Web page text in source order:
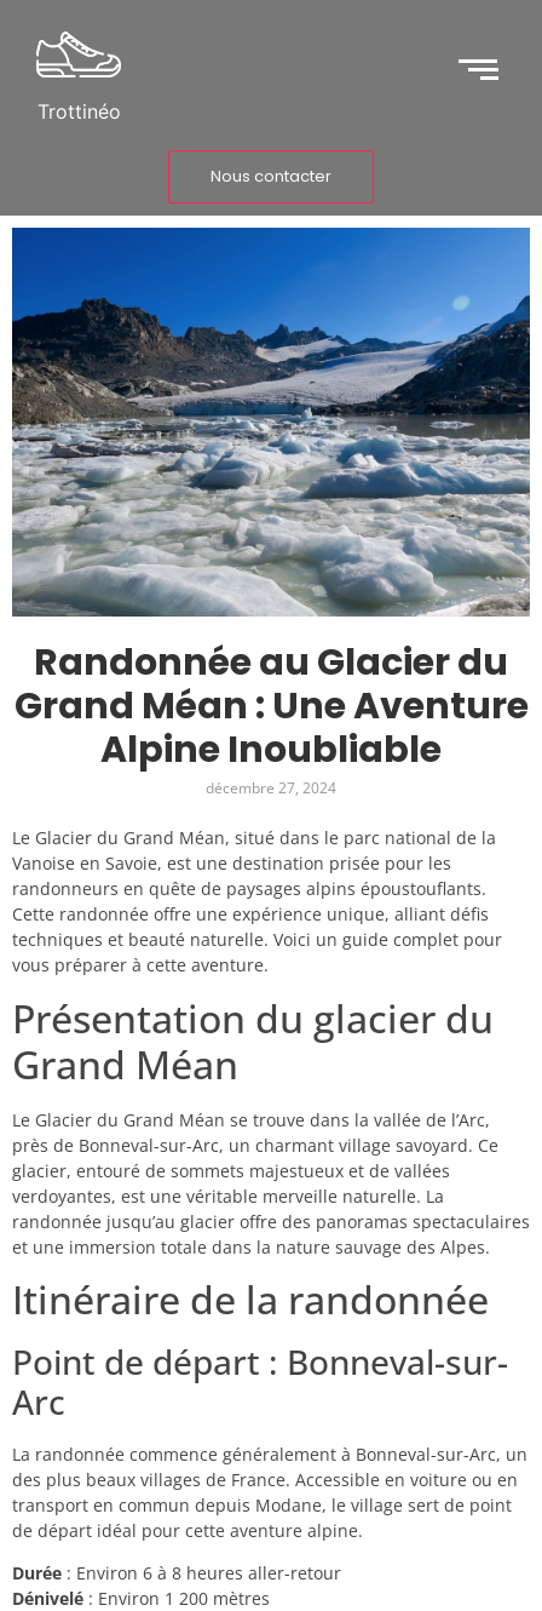
Trottinéo
Nous contacter
Randonnée au Glacier du
Grand Méan : Une Aventure
Alpine Inoubliable
décembre 27, 2024
Le Glacier du Grand Méan, situé dans le parc national de la
Vanoise en Savoie, est une destination prisée pour les
randonneurs en quête de paysages alpins époustouflants.
Cette randonnée offre une expérience unique, alliant défis
techniques et beauté naturelle. Voici un guide complet pour
vous préparer à cette aventure.
Présentation du glacier du
Grand Méan
Le Glacier du Grand Méan se trouve dans la vallée de l’Arc,
près de Bonneval-sur-Arc, un charmant village savoyard. Ce
glacier, entouré de sommets majestueux et de vallées
verdoyantes, est une véritable merveille naturelle. La
randonnée jusqu’au glacier offre des panoramas spectaculaires
et une immersion totale dans la nature sauvage des Alpes.
Itinéraire de la randonnée
Point de départ : Bonneval-sur-
Arc
La randonnée commence généralement à Bonneval-sur-Arc, un
des plus beaux villages de France. Accessible en voiture ou en
transport en commun depuis Modane, le village sert de point
de départ idéal pour cette aventure alpine.
Durée : Environ 6 à 8 heures aller-retour
Dénivelé : Environ 1 200 mètres